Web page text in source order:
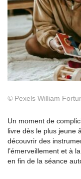
© Pexels William
Un moment de
livre dès le plus jeune
découvrir des
l’émerveillement et à
en fin de la séance